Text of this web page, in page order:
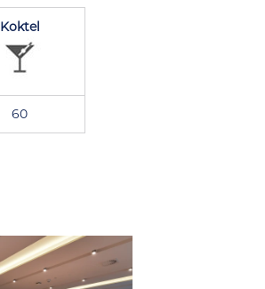
Koktel
60